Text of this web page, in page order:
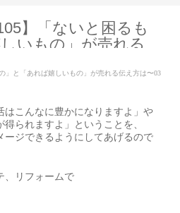
】「ないと困るも
いもの」が売れる
」と「あれば嬉しいもの」が売れる伝え方は〜03
はこんなに豊かになりますよ」や
得られますよ」ということを、
ージできるようにしてあげるので
、リフォームで